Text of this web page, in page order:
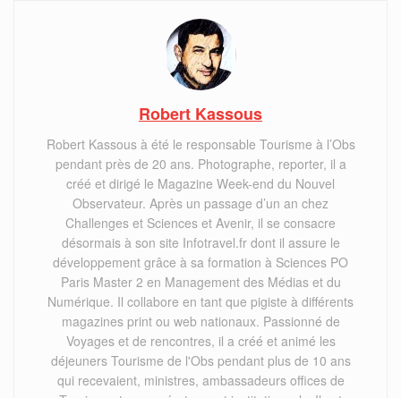
Robert Kassous
Robert Kassous à été le responsable Tourisme à l’Obs
pendant près de 20 ans. Photographe, reporter, il a
créé et dirigé le Magazine Week-end du Nouvel
Observateur. Après un passage d’un an chez
Challenges et Sciences et Avenir, il se consacre
désormais à son site Infotravel.fr dont il assure le
développement grâce à sa formation à Sciences PO
Paris Master 2 en Management des Médias et du
Numérique. Il collabore en tant que pigiste à différents
magazines print ou web nationaux. Passionné de
Voyages et de rencontres, il a créé et animé les
déjeuners Tourisme de l'Obs pendant plus de 10 ans
qui recevaient, ministres, ambassadeurs offices de